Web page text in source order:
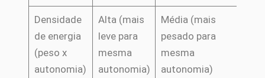
Densidade
de energia
(peso x
autonomia)
Alta (mais
leve para
mesma
autonomia)
Média (mais
pesado para
mesma
autonomia)